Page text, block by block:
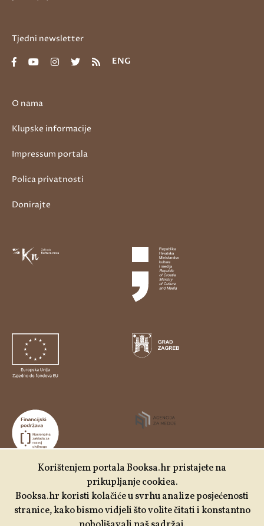
Udruga Kulturtreger je korisnik institucionalne podrške
Nacionalne zaklade za razvoj civilnoga društva za
stabilizaciju i/ili razvoj udruge u području demokratizacije i
O nama
Klupske informacije
Impressum portala
Polica privatnosti
Donirajte
Tjedni newsletter
ENG
Korištenjem portala Booksa.hr pristajete na
prikupljanje cookiea.
Booksa.hr koristi kolačiće u svrhu analize posjećenosti
stranice, kako bismo vidjeli što volite čitati i konstantno